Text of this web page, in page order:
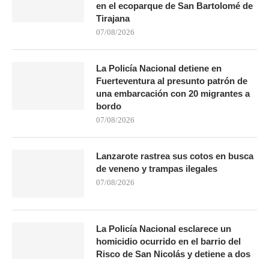
en el ecoparque de San Bartolomé de
Tirajana
07/08/2026
La Policía Nacional detiene en
Fuerteventura al presunto patrón de
una embarcación con 20 migrantes a
bordo
07/08/2026
Lanzarote rastrea sus cotos en busca
de veneno y trampas ilegales
07/08/2026
La Policía Nacional esclarece un
homicidio ocurrido en el barrio del
Risco de San Nicolás y detiene a dos